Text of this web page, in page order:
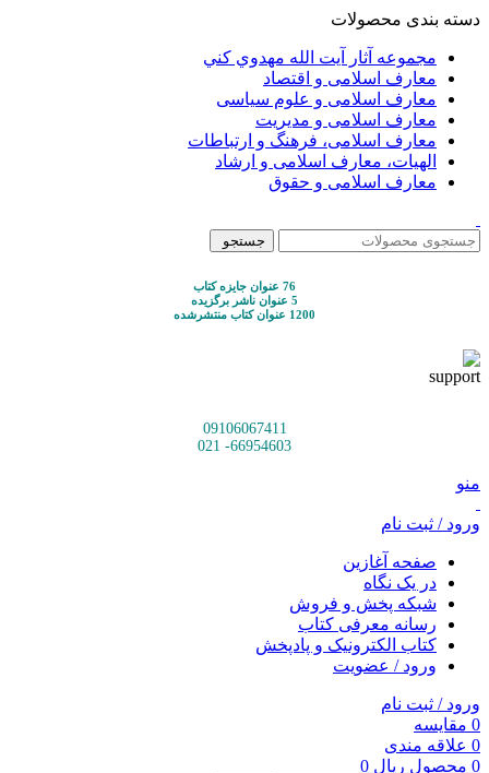
دسته بندی محصولات
مجموعه آثار آيت الله مهدوي كني
معارف اسلامی و اقتصاد
معارف اسلامی و علوم سیاسی
معارف اسلامی و مدیریت
معارف اسلامی، فرهنگ و ارتباطات
الهیات، معارف اسلامی و ارشاد
معارف اسلامی و حقوق
جستجو
76 عنوان جایزه کتاب
5 عنوان ناشر برگزیده
1200 عنوان کتاب منتشرشده
09106067411
66954603- 021
منو
ورود / ثبت نام
صفحه آغازین
در یک نگاه
شبکه پخش و فروش
رسانه معرفی کتاب
کتاب الکترونیک و پادپخش
ورود / عضویت
ورود / ثبت نام
0 مقایسه
0 علاقه مندی
0 محصول ریال